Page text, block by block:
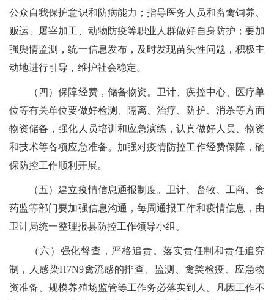
公众自我保护意识和防病能力；指导医务人员和畜禽饲养、
贩运、屠宰加工、动物防疫等职业人群做好自身防护；要加
强舆情监测，统一信息发布，及时发现苗头性问题，积极主
动地进行引导，维护社会稳定。
（四）保障经费，储备物资。卫计、疾控中心、医疗单
位等有关单位要做好检测、隔离、治疗、防护、消杀等方面
物资储备，强化人员培训和应急演练，认真做好人员、物资
和技术等各项应急准备。加强对疫情防控工作经费保障，确
保防控工作顺利开展。
（五）建立疫情信息通报制度。卫计、畜牧、工商、食
药监等部门要加强信息沟通，每周通报工作和疫情信息，由
卫计局统一整理报县防控工作领导小组。
（六）强化督查，严格追责。落实责任制和责任追究
制，人感染H7N9禽流感的排查、监测、禽类检疫、应急物
资准备、规模养殖场监管等工作务必落实到人。凡因工作不